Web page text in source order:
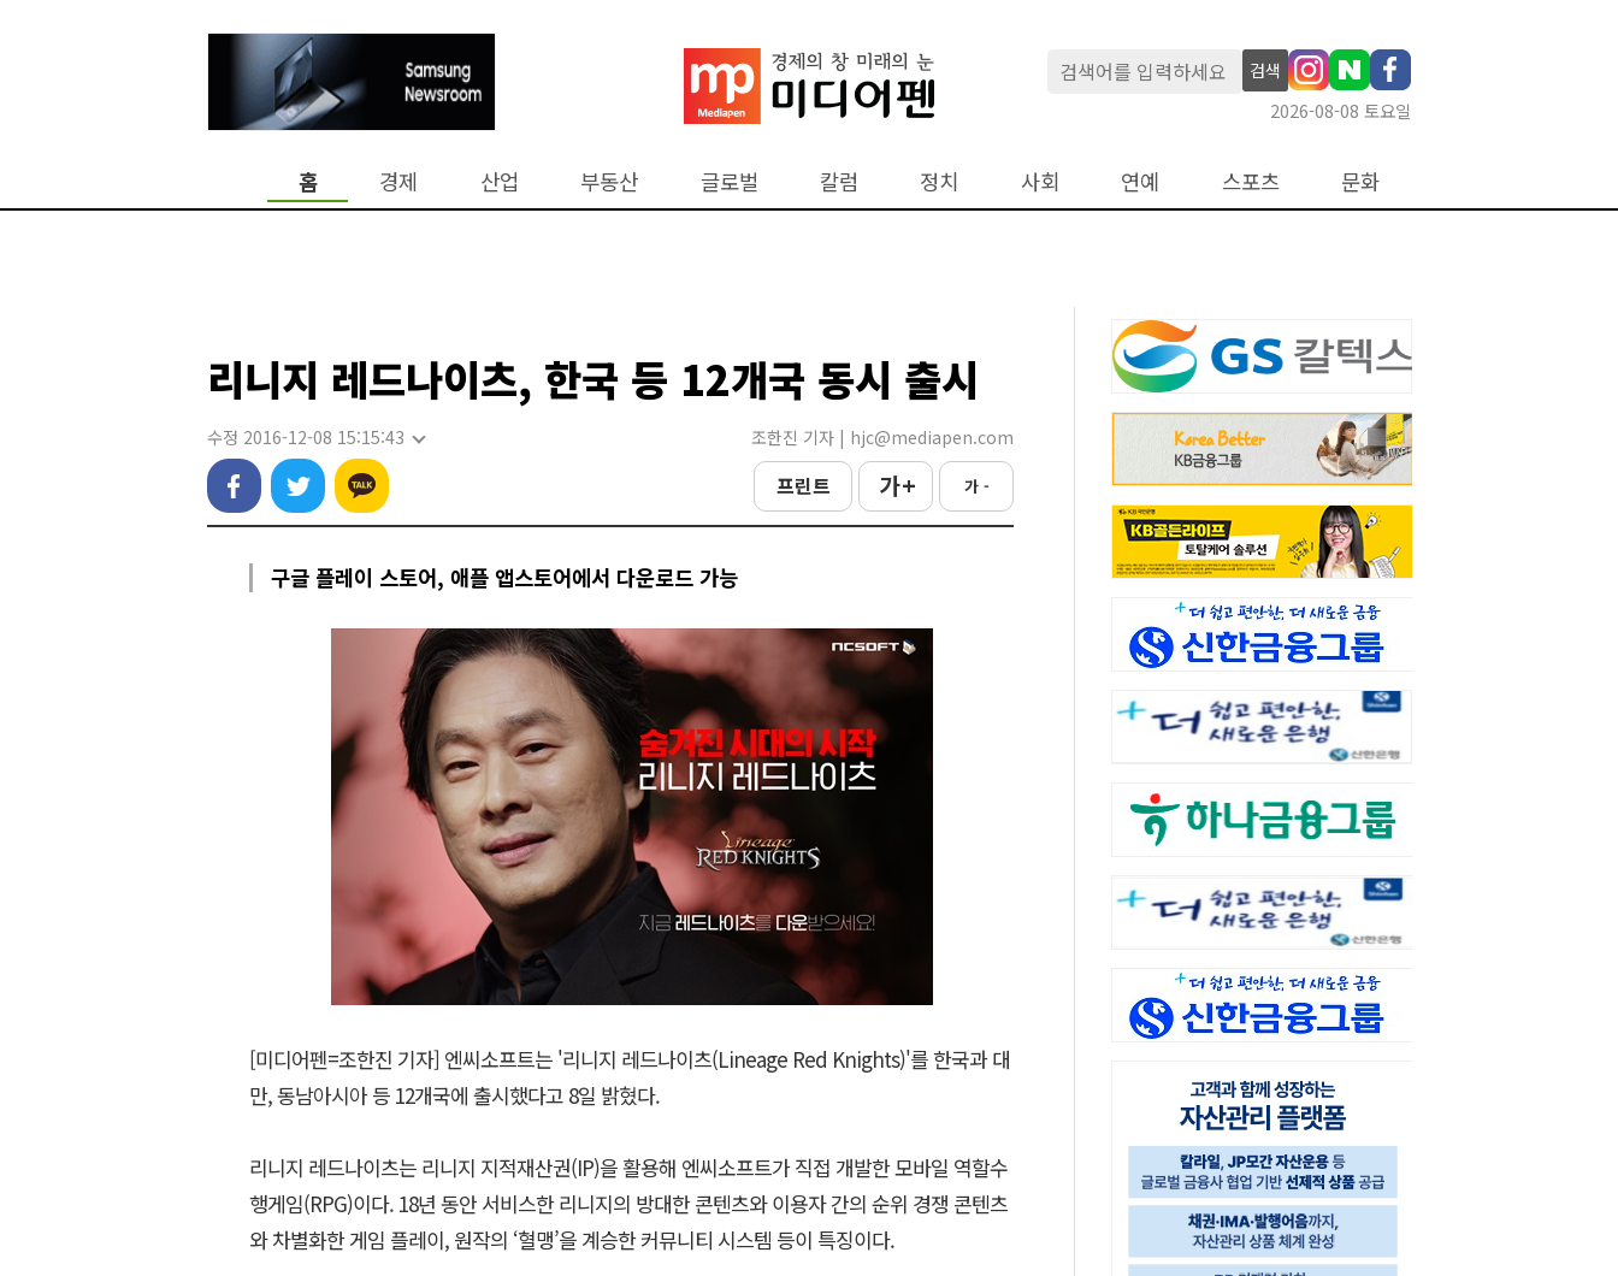
검색
2026-08-08 토요일
홈 경제 산업 부동산 글로벌 칼럼 정치 사회 연예 스포츠 문화
리니지 레드나이츠, 한국 등 12개국 동시 출시
수정 2016-12-08 15:15:43 조한진 기자 | hjc@mediapen.com
프린트 가 + 가 -
구글 플레이 스토어, 애플 앱스토어에서 다운로드 가능
[미디어펜=조한진 기자] 엔씨소프트는 '리니지 레드나이츠(Lineage Red Knights)'를 한국과 대
만, 동남아시아 등 12개국에 출시했다고 8일 밝혔다.
리니지 레드나이츠는 리니지 지적재산권(IP)을 활용해 엔씨소프트가 직접 개발한 모바일 역할수
행게임(RPG)이다. 18년 동안 서비스한 리니지의 방대한 콘텐츠와 이용자 간의 순위 경쟁 콘텐츠
와 차별화한 게임 플레이, 원작의 ‘혈맹’을 계승한 커뮤니티 시스템 등이 특징이다.